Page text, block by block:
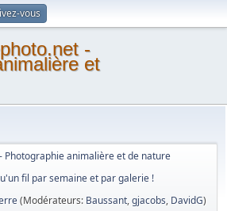
vous
-
et
Photographie animalière et de nature
fil par semaine et par galerie !
(Modérateurs: Baussant,gjacobs, DavidG)